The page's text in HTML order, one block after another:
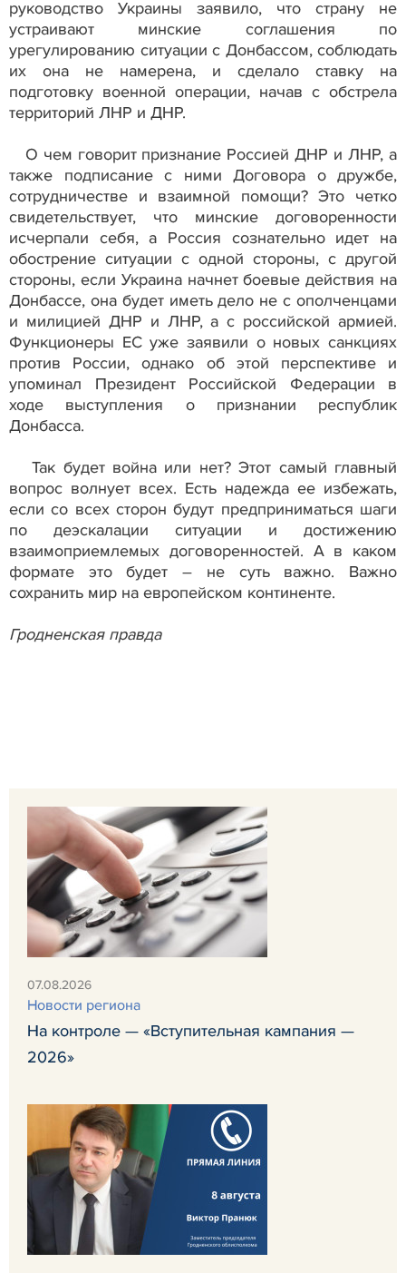
руководство Украины заявило, что страну не
устраивают минские соглашения по
урегулированию ситуации с Донбассом, соблюдать
их она не намерена, и сделало ставку на
подготовку военной операции, начав с обстрела
территорий ЛНР и ДНР.
О чем говорит признание Россией ДНР и ЛНР, а
также подписание с ними Договора о дружбе,
сотрудничестве и взаимной помощи? Это четко
свидетельствует, что минские договоренности
исчерпали себя, а Россия сознательно идет на
обострение ситуации с одной стороны, с другой
стороны, если Украина начнет боевые действия на
Донбассе, она будет иметь дело не с ополченцами
и милицией ДНР и ЛНР, а с российской армией.
Функционеры ЕС уже заявили о новых санкциях
против России, однако об этой перспективе и
упоминал Президент Российской Федерации в
ходе выступления о признании республик
Донбасса.
Так будет война или нет? Этот самый главный
вопрос волнует всех. Есть надежда ее избежать,
если со всех сторон будут предприниматься шаги
по деэскалации ситуации и достижению
взаимоприемлемых договоренностей. А в каком
формате это будет – не суть важно. Важно
сохранить мир на европейском континенте.
Гродненская правда
07.08.2026
Новости региона
На контроле — «Вступительная кампания —
2026»